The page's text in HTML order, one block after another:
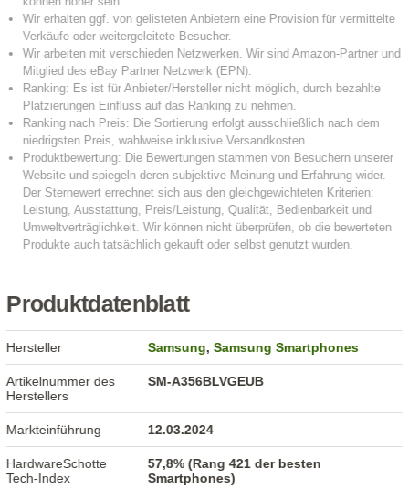
Produktdatenblatt
Hersteller Samsung,Samsung Smartphones
Artikelnummer des
Herstellers
SM-A356BLVGEUB
Markteinführung 12.03.2024
HardwareSchotte
Tech-Index
57,8% (Rang 421 der besten
Smartphones)